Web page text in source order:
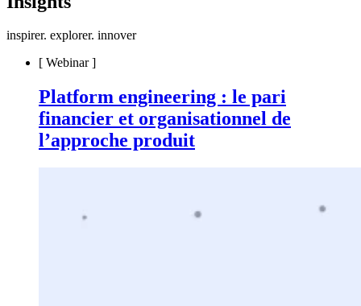
inspirer. explorer. innover
[ Webinar]
Platform engineering : le pari
financier et organisationnel de
l’approche produit